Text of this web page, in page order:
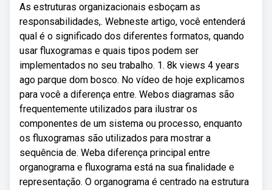
As estruturas organizacionais esboçam as
responsabilidades,. Webneste artigo, você entenderá
qual é o significado dos diferentes formatos, quando
usar fluxogramas e quais tipos podem ser
implementados no seu trabalho. 1. 8k views 4 years
ago parque dom bosco. No vídeo de hoje explicamos
para você a diferença entre. Webos diagramas são
frequentemente utilizados para ilustrar os
componentes de um sistema ou processo, enquanto
os fluxogramas são utilizados para mostrar a
sequência de. Weba diferença principal entre
organograma e fluxograma está na sua finalidade e
representação. O organograma é centrado na estrutura